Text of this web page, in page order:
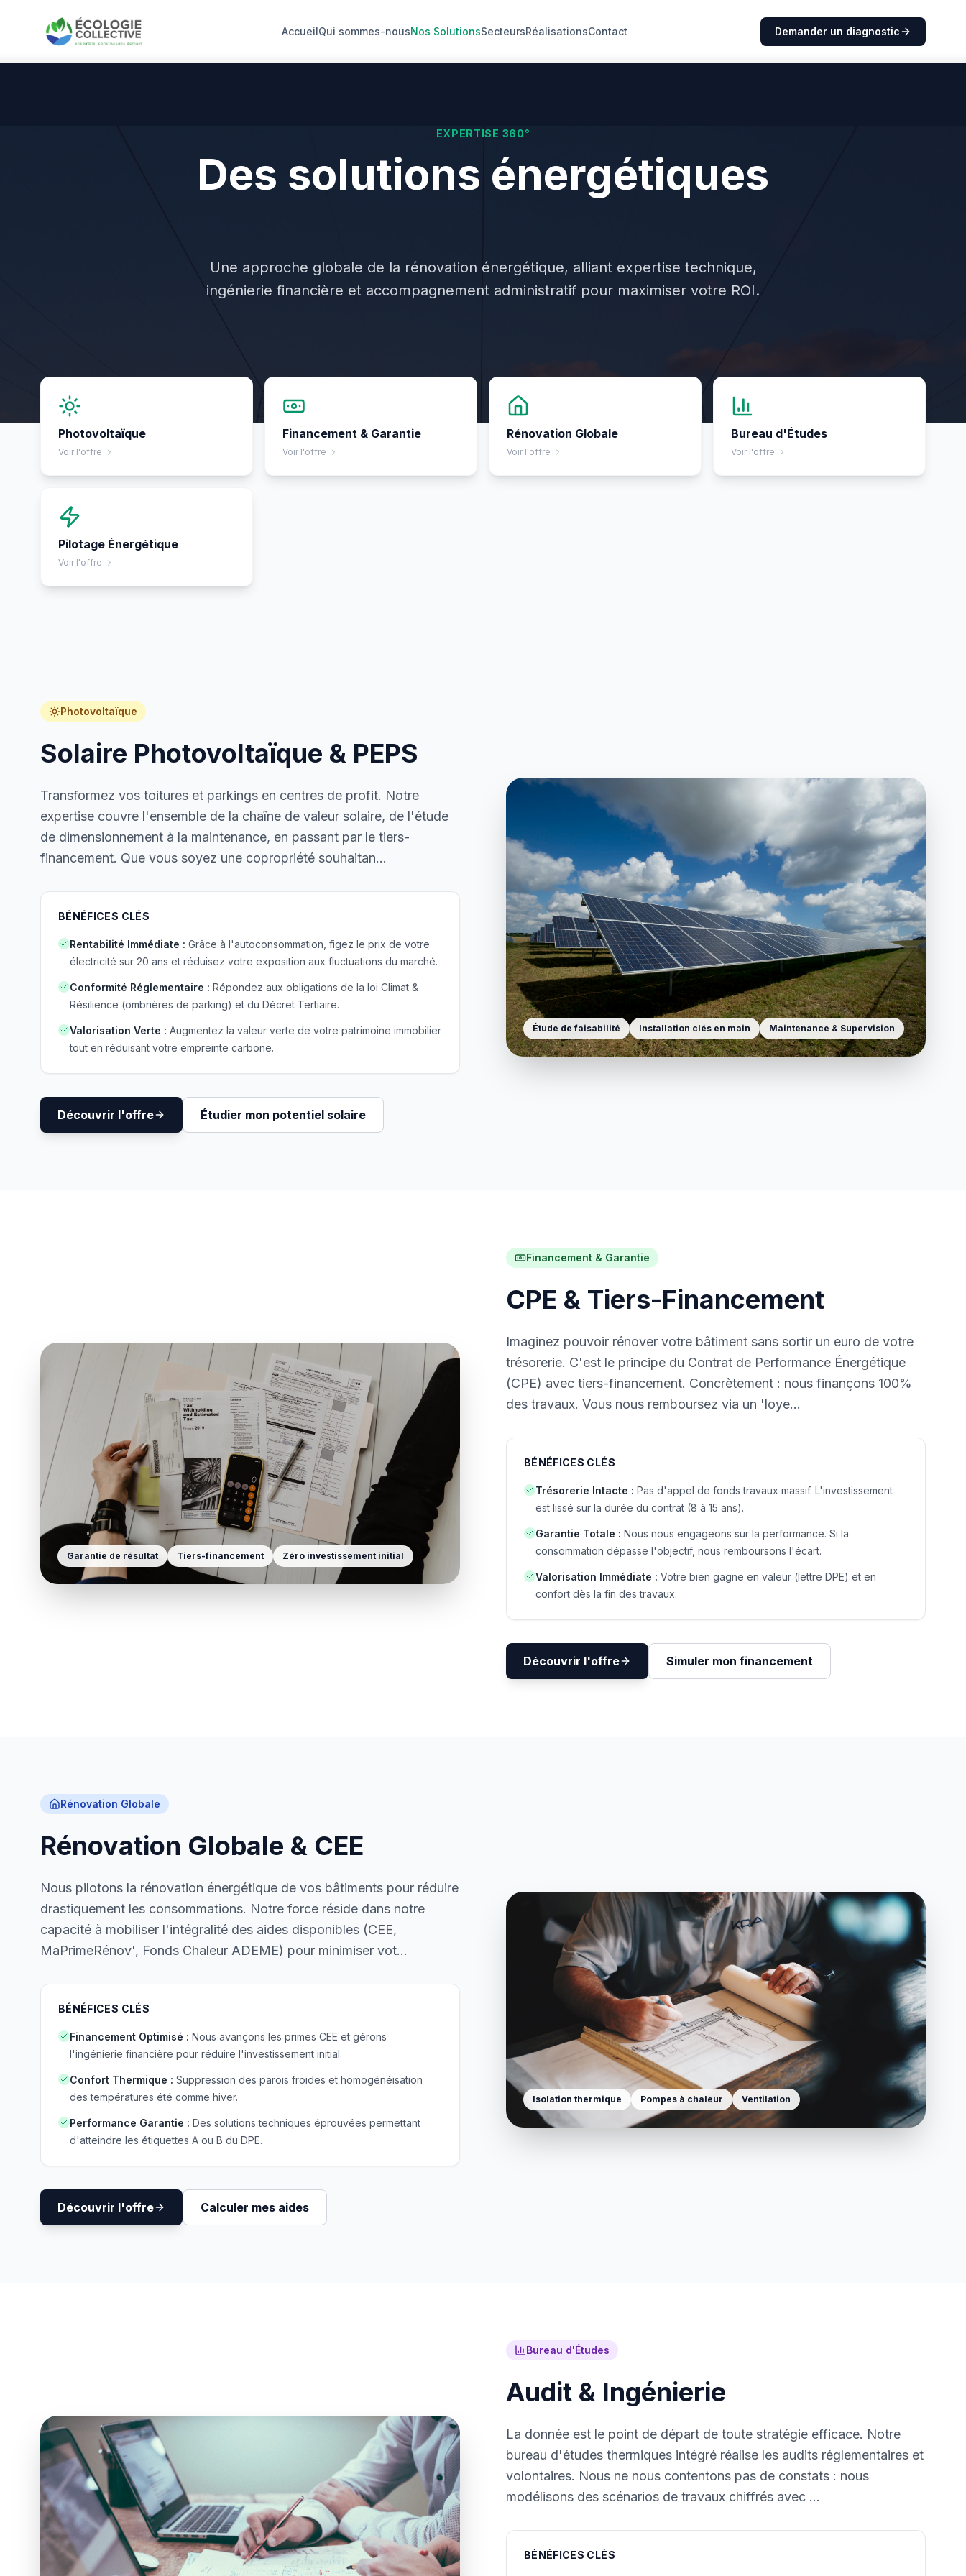
AccueilQui sommes-nousNos SolutionsSecteursRéalisationsContact Demander un diagnostic
EXPERTISE 360°
Des solutions énergétiques
Une approche globale de la rénovation énergétique, alliant expertise technique,
ingénierie financière et accompagnement administratif pour maximiser votre ROI.
Photovoltaïque
Voir l'offre
Financement & Garantie
Voir l'offre
Rénovation Globale
Voir l'offre
Bureau d'Études
Voir l'offre
Pilotage Énergétique
Voir l'offre
Photovoltaïque
Solaire Photovoltaïque & PEPS
Transformez vos toitures et parkings en centres de profit. Notre
expertise couvre l'ensemble de la chaîne de valeur solaire, de l'étude
de dimensionnement à la maintenance, en passant par le tiers-
financement. Que vous soyez une copropriété souhaitan...
BÉNÉFICES CLÉS
Rentabilité Immédiate : Grâce à l'autoconsommation, figez le prix de votre
électricité sur 20 ans et réduisez votre exposition aux fluctuations du marché.
Conformité Réglementaire : Répondez aux obligations de la loi Climat &
Résilience (ombrières de parking) et du Décret Tertiaire.
Valorisation Verte : Augmentez la valeur verte de votre patrimoine immobilier
tout en réduisant votre empreinte carbone.
Découvrir l'offre Étudier mon potentiel solaire
Étude de faisabilité Installation clés en main Maintenance & Supervision
Financement & Garantie
CPE & Tiers-Financement
Imaginez pouvoir rénover votre bâtiment sans sortir un euro de votre
trésorerie. C'est le principe du Contrat de Performance Énergétique
(CPE) avec tiers-financement. Concrètement : nous finançons 100%
des travaux. Vous nous remboursez via un 'loye...
BÉNÉFICES CLÉS
Trésorerie Intacte : Pas d'appel de fonds travaux massif. L'investissement
est lissé sur la durée du contrat (8 à 15 ans).
Garantie Totale : Nous nous engageons sur la performance. Si la
consommation dépasse l'objectif, nous remboursons l'écart.
Valorisation Immédiate : Votre bien gagne en valeur (lettre DPE) et en
confort dès la fin des travaux.
Découvrir l'offre Simuler mon financement
Garantie de résultat Tiers-financement Zéro investissement initial
Rénovation Globale
Rénovation Globale & CEE
Nous pilotons la rénovation énergétique de vos bâtiments pour réduire
drastiquement les consommations. Notre force réside dans notre
capacité à mobiliser l'intégralité des aides disponibles (CEE,
MaPrimeRénov', Fonds Chaleur ADEME) pour minimiser vot...
BÉNÉFICES CLÉS
Financement Optimisé : Nous avançons les primes CEE et gérons
l'ingénierie financière pour réduire l'investissement initial.
Confort Thermique : Suppression des parois froides et homogénéisation
des températures été comme hiver.
Performance Garantie : Des solutions techniques éprouvées permettant
d'atteindre les étiquettes A ou B du DPE.
Découvrir l'offre Calculer mes aides
Isolation thermique Pompes à chaleur Ventilation
Bureau d'Études
Audit & Ingénierie
La donnée est le point de départ de toute stratégie efficace. Notre
bureau d'études thermiques intégré réalise les audits réglementaires et
volontaires. Nous ne nous contentons pas de constats : nous
modélisons des scénarios de travaux chiffrés avec ...
BÉNÉFICES CLÉS